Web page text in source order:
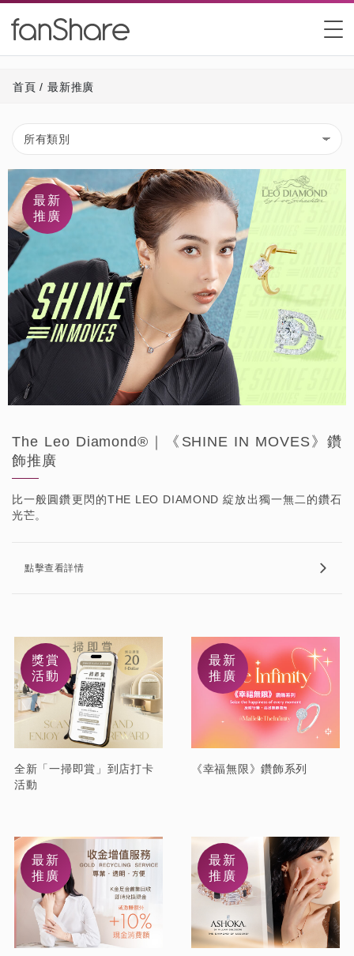
首頁 / 最新推廣
最新
推廣
The Leo Diamond®｜《SHINE IN MOVES》鑽
飾推廣
比一般圓鑽更閃的THE LEO DIAMOND 綻放出獨一無二的鑽石
光芒。
點擊查看詳情
全新「一掃即賞」到店打卡
活動
獎賞
活動
《幸福無限》鑽飾系列
最新
推廣
最新
推廣
最新
推廣